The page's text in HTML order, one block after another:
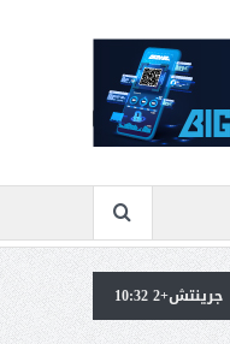
النسخة الخامسة
بمشاركة
جرينتش+2 10:32